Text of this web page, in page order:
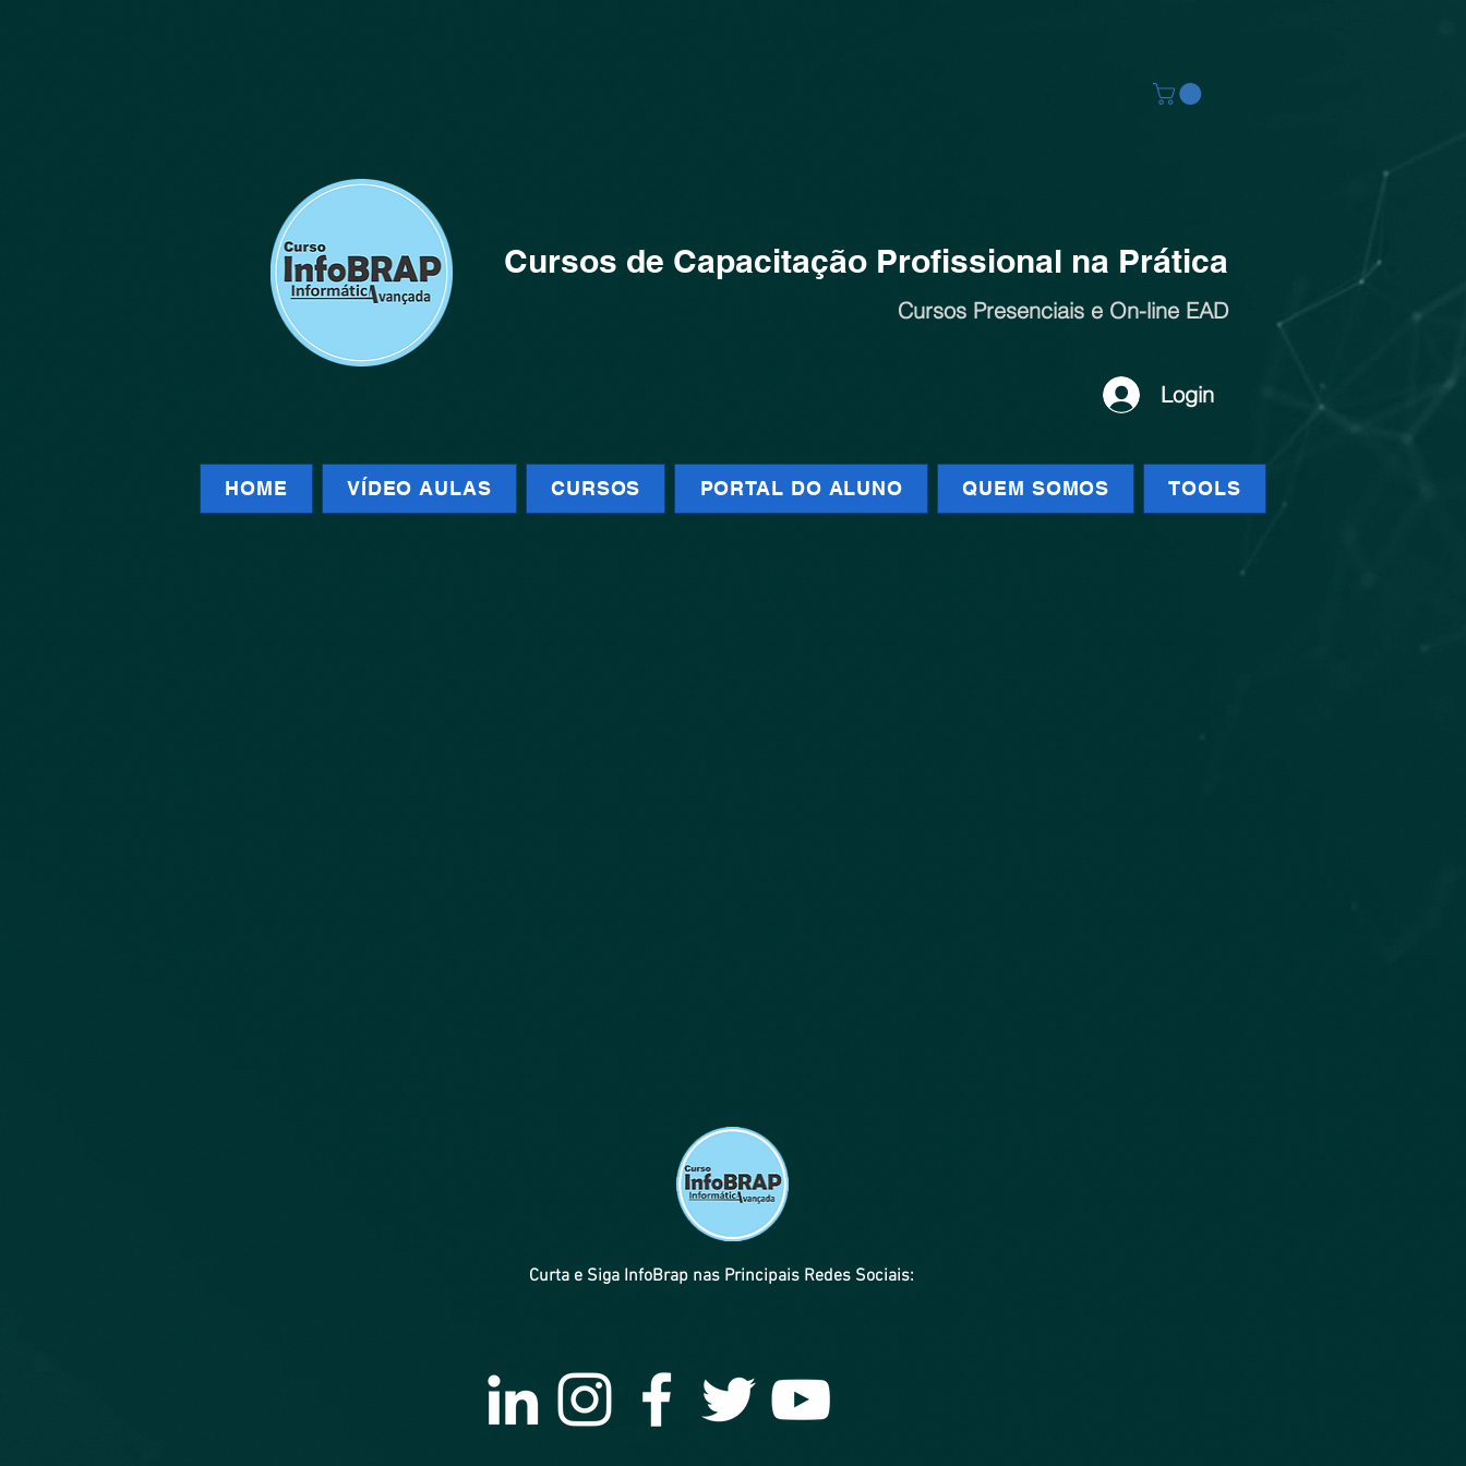
Cursos de Capacitação Profissional na Prática
Cursos Presenciais e On-line EAD
Login
HOME VÍDEO AULAS CURSOS PORTAL DO ALUNO QUEM SOMOS TOOLS
Curta e Siga InfoBrap nas Principais Redes Sociais: